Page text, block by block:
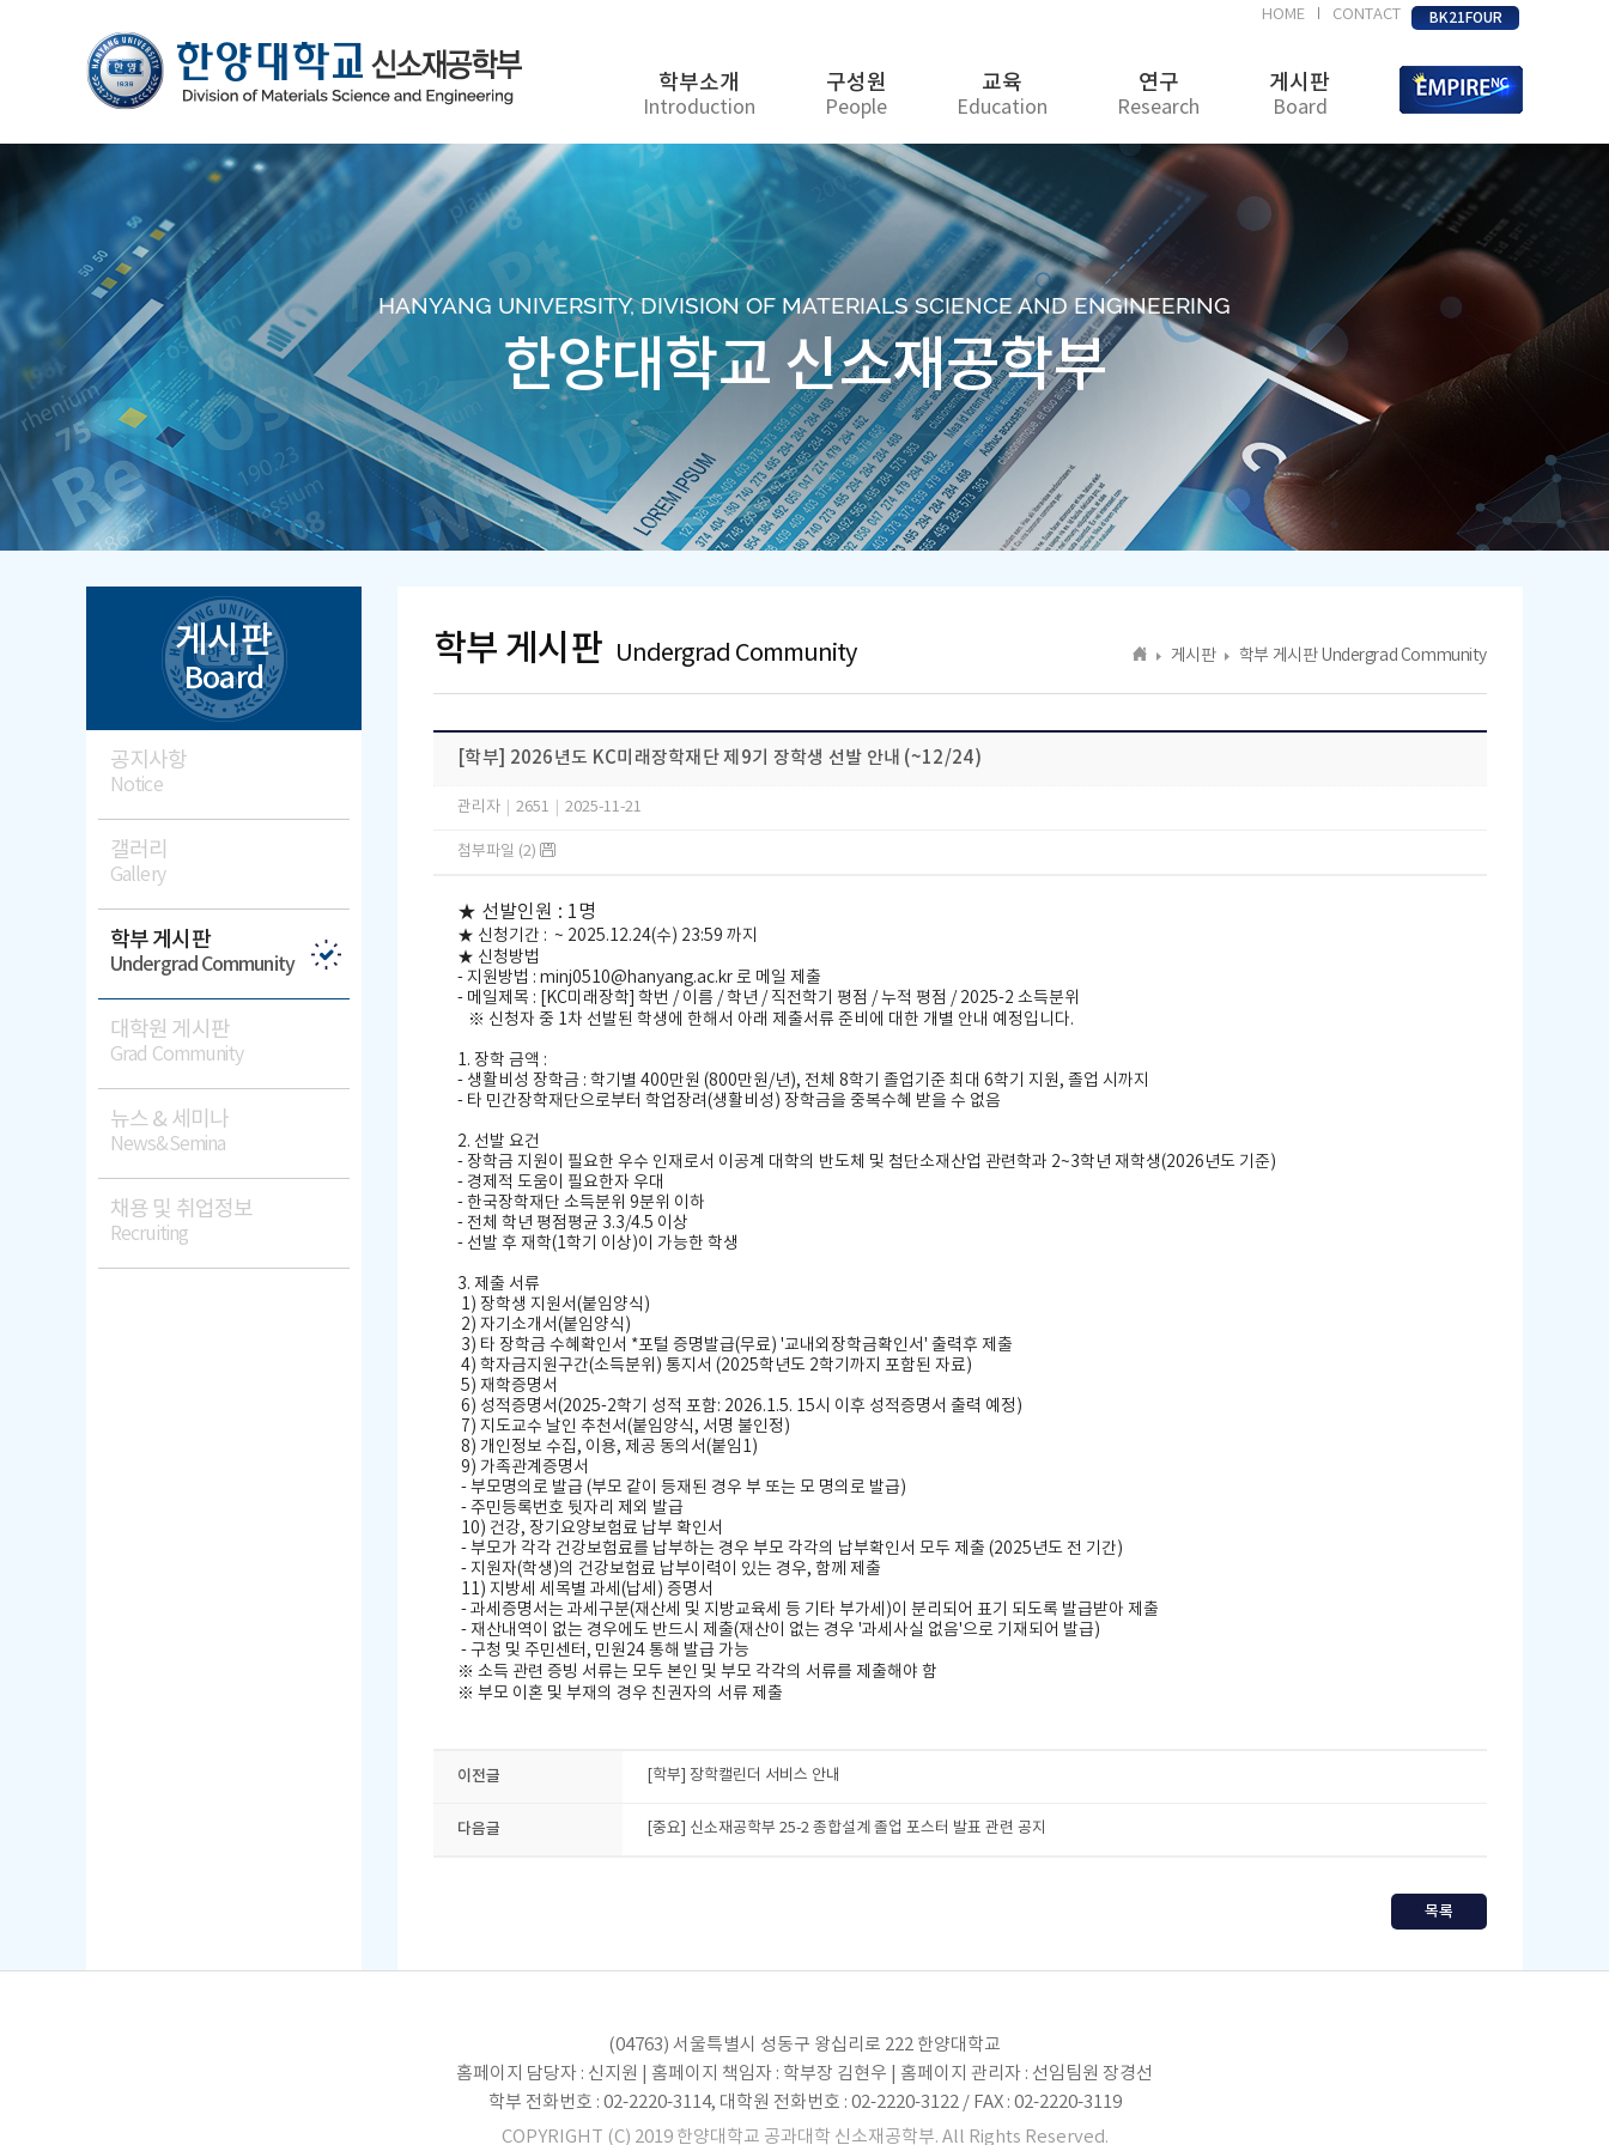
HOME CONTACT BK21FOUR
학부소개
Introduction
구성원
People
교육
Education
연구
Research
게시판
Board
HANYANG UNIVERSITY, DIVISION OF MATERIALS SCIENCE AND ENGINEERING
한양대학교 신소재공학부
게시판
Board
공지사항
Notice
갤러리
Gallery
학부 게시판
Undergrad Community
대학원 게시판
Grad Community
뉴스 & 세미나
News&Semina
채용 및 취업정보
Recruiting
학부 게시판 Undergrad Community 게시판 학부 게시판 Undergrad Community
[학부] 2026년도 KC미래장학재단 제9기 장학생 선발 안내 (~12/24)
관리자 2651 2025-11-21
첨부파일 (2)
★ 선발인원 : 1명
★ 신청기간 : ~ 2025.12.24(수) 23:59 까지
★ 신청방법
-지원방법 : minj0510@hanyang.ac.kr로 메일 제출
- 메일제목 : [KC미래장학 학번 / 이름 /학년 / 직전학기 평점 /누적 평점 / 2025-2 소득분위
※ 신청자 중 1차 선발된 학생에 한해서 아래 제출서류 준비에 대한 개별 안내 예정입니다.
1. 장학 금액 :
- 생활비성 장학금 : 학기별 400만원 (800만원/년), 전체 8학기 졸업기준 최대 6학기 지원, 졸업 시까지
- 타 민간장학재단으로부터 학업장려(생활비성 ) 장학금을 중복수혜 받을 수 없음
2. 선발 요건
- 장학금 지원이 필요한 우수 인재로서 이공계 대학의 반도체 및 첨단소재산업 관련학과 2~3학년 재학생(2026년도 기준)
- 경제적 도움이 필요한자 우대
-한국장학재단 소득분위 9분위 이하
- 전체 학년 평점평균 3.3/4.5 이상
- 선발 후 재학(1학기 이상)이 가능한 학생
3. 제출 서류
1) 장학생 지원서(붙임양식 )
2) 자기소개서(붙임양식 )
3) 타 장학금 수혜확인서 *포털 증명발급(무료) '교내외장학금확인서' 출력후 제출
4) 학자금지원구간(소득분위 ) 통지서 (2025학년도 2학기까지 포함된 자료)
5) 재학증명서
6) 성적증명서(2025-2학기 성적 포함: 2026.1.5. 15시 이후 성적증명서 출력 예정 )
7) 지도교수 날인 추천서(붙임양식, 서명 불인정 )
8) 개인정보 수집, 이용, 제공 동의서(붙임1)
9) 가족관계증명서
-부모명의로 발급(부모 같이 등재된 경우 부 또는 모 명의로 발급)
-주민등록번호 뒷자리 제외 발급
10) 건강, 장기요양보험료 납부 확인서
-부모가 각각 건강보험료를 납부하는 경우 부모 각각의 납부확인서 모두 제출 (2025년도 전 기간)
-지원자(학생 )의 건강보험료 납부이력이 있는 경우, 함께 제출
11) 지방세 세목별 과세 (납세 ) 증명서
-과세증명서는 과세구분(재산세 및 지방교육세 등 기타 부가세 )이 분리되어 표기 되도록 발급받아 제출
- 재산내역이 없는 경우에도 반드시 제출(재산이 없는 경우 '과세사실 없음'으로 기재되어 발급)
-구청 및 주민센터 , 민원24통해 발급 가능
※ 소득 관련 증빙 서류는 모두 본인 및 부모 각각의 서류를 제출해야 함
※ 부모 이혼 및 부재의 경우 친권자의 서류 제출
이전글 [학부] 장학캘린더 서비스 안내
다음글 [중요] 신소재공학부 25-2 종합설계 졸업 포스터 발표 관련 공지
목록
(04763) 서울특별시 성동구 왕십리로 222 한양대학교
홈페이지 담당자 : 신지원 | 홈페이지 책임자 : 학부장 김현우 | 홈페이지 관리자 : 선임팀원 장경선
학부 전화번호 : 02-2220-3114, 대학원 전화번호 : 02-2220-3122 / FAX : 02-2220-3119
COPYRIGHT (C) 2019 한양대학교 공과대학 신소재공학부. All Rights Reserved.